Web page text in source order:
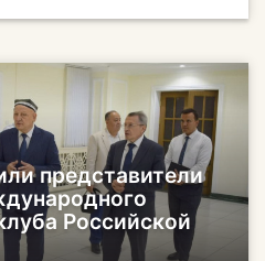
представители
Российской